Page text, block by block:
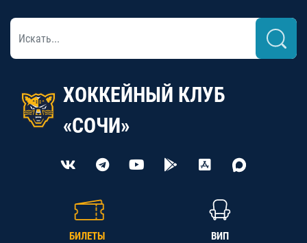
ХОККЕЙНЫЙ КЛУБ
«СОЧИ»
БИЛЕТЫ ВИП